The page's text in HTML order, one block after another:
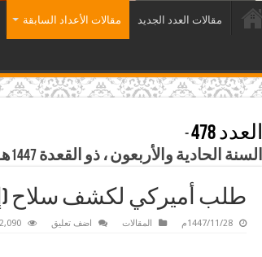
مقالات العدد الجديد مقالات الأعداد السابقة
العدد 478
-
السنة الحادية والأربعون ، ذو القعدة 1447هـ الموافق أيار 2026م
طلب أميركي لكشف سلاح
1447/11/28م المقالات اضف تعليق 2,090 زيارة